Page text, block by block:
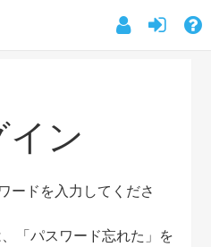
イン
ードを入力してくださ
「パスワード忘れた」を